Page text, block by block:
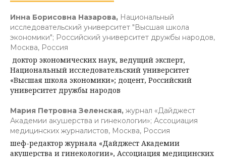
Инна Борисовна Назарова, Национальный
исследовательский университет "Высшая школа
экономики"; Российский университет дружбы народов,
Москва, Россия
доктор экономических наук, ведущий эксперт,
Национальный исследовательский университет
«Высшая школа экономики»; доцент, Российский
университет дружбы народов
Мария Петровна Зеленская, журнал «Дайджест
Академии акушерства и гинекологии»; Ассоциация
медицинских журналистов, Москва, Россия
шеф-редактор журнала «Дайджест Академии
акушерства и гинекологии», Ассоциация медицинских